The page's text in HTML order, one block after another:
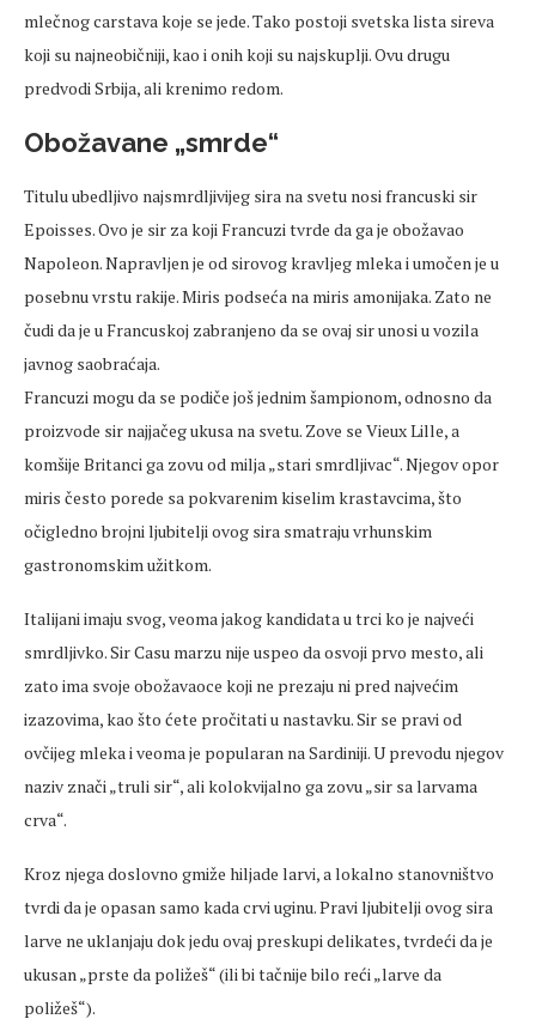
mlečnog carstava koje se jede. Tako postoji svetska lista sireva
koji su najneobičniji, kao i onih koji su najskuplji. Ovu drugu
predvodi Srbija, ali krenimo redom.
Obožavane „smrde“
Titulu ubedljivo najsmrdljivijeg sira na svetu nosi francuski sir
Epoisses. Ovo je sir za koji Francuzi tvrde da ga je obožavao
Napoleon. Napravljen je od sirovog kravljeg mleka i umočen je u
posebnu vrstu rakije. Miris podseća na miris amonijaka. Zato ne
čudi da je u Francuskoj zabranjeno da se ovaj sir unosi u vozila
javnog saobraćaja.
Francuzi mogu da se podiče još jednim šampionom, odnosno da
proizvode sir najjačeg ukusa na svetu. Zove se Vieux Lille, a
komšije Britanci ga zovu od milja „stari smrdljivac“. Njegov opor
miris često porede sa pokvarenim kiselim krastavcima, što
očigledno brojni ljubitelji ovog sira smatraju vrhunskim
gastronomskim užitkom.
Italijani imaju svog, veoma jakog kandidata u trci ko je najveći
smrdljivko. Sir Casu marzu nije uspeo da osvoji prvo mesto, ali
zato ima svoje obožavaoce koji ne prezaju ni pred najvećim
izazovima, kao što ćete pročitati u nastavku. Sir se pravi od
ovčijeg mleka i veoma je popularan na Sardiniji. U prevodu njegov
naziv znači „truli sir“, ali kolokvijalno ga zovu „sir sa larvama
crva“.
Kroz njega doslovno gmiže hiljade larvi, a lokalno stanovništvo
tvrdi da je opasan samo kada crvi uginu. Pravi ljubitelji ovog sira
larve ne uklanjaju dok jedu ovaj preskupi delikates, tvrdeći da je
ukusan „prste da poližeš“ (ili bi tačnije bilo reći „larve da
poližeš“).